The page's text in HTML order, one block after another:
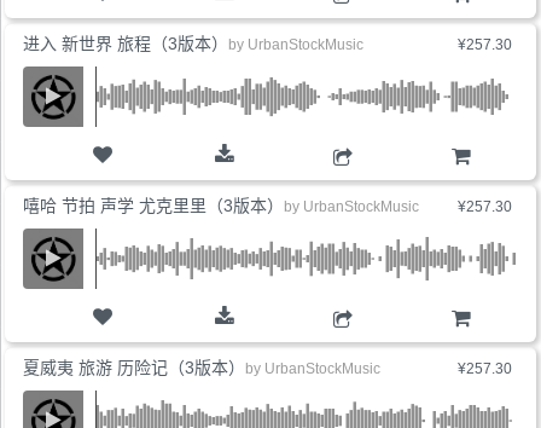
¥257.30
进入 新世界 旅程（3版本） by UrbanStockMusic
¥257.30
嘻哈 节拍 声学 尤克里里（3版本） by UrbanStockMusic
¥257.30
夏威夷 旅游 历险记（3版本） by UrbanStockMusic